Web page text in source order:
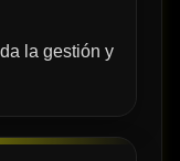
la gestión y